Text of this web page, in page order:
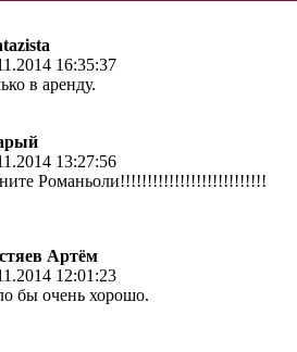
16:35:37
в аренду.
13:27:56
Романьоли!!!!!!!!!!!!!!!!!!!!!!!!!!!
Артём
12:01:23
бы очень хорошо.